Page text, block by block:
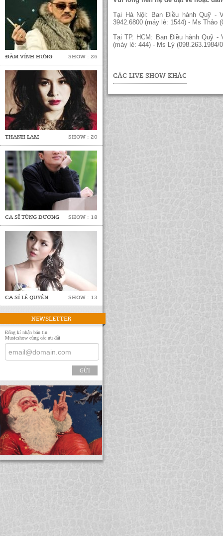
ĐÀM VĨNH HƯNG SHOW : 26
THANH LAM SHOW : 20
CA SĨ TÙNG DƯƠNG SHOW : 18
CA SĨ LỆ QUYÊN SHOW : 13
NEWSLETTER
Đăng kí nhận bản tin
Musicshow cùng các ưu đãi
GỬI
Tại Hà Nội: Ban Điều hành Quỹ -
3942.6800 (máy lẻ: 1544) - Ms Thảo
Tại TP. HCM: Ban Điều hành Quỹ -
(máy lẻ: 444) - Ms Lý (098.263.1984/
CÁC LIVE SHOW KHÁC